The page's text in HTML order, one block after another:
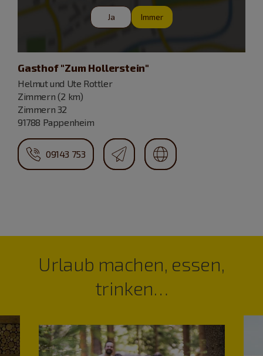
Ja Immer
Gasthof "Zum Hollerstein"
Helmut und Ute Rottler
Zimmern (2 km)
Zimmern 32
91788 Pappenheim
09143 753
Urlaub machen, essen,
trinken…